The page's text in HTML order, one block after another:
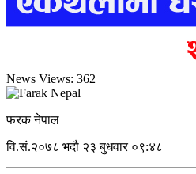
News Views: 362
फरक नेपाल
वि.सं.२०७८ भदौ २३ बुधवार ०९:४८